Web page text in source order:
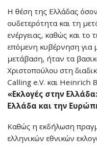
Η θέση της Ελλάδας
ουδετερότητα και τη
ενέργειας, καθώς και το
επόμενη κυβέρνηση για
μετάβαση, ήταν τα
Χριστοπούλου στη
Calling e.V. και Heinrich
«Εκλογές στην
Ελλάδα και την
Καθώς η εκδήλωση
ελληνικών εθνικών